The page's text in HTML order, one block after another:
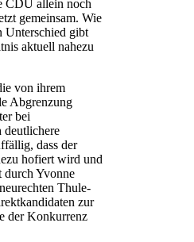
CDU allein noch
gemeinsam. Wie
Unterschied gibt
aktuell nahezu
von ihrem
Abgrenzung
bei
deutlichere
dass der
hofiert wird und
durch Yvonne
Thule-
zur
der Konkurrenz